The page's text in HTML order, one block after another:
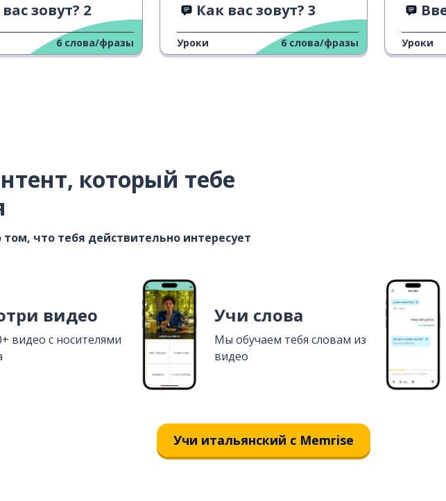
зовут? 2
6 слова/фразы
Как вас зовут? 3
Уроки 6 слова/фразы Уроки
который тебе
том, что тебя действительно интересует
видео
видео с носителями
Учи слова
Мы обучаем тебя словам из
видео
Учи итальянский с Memrise